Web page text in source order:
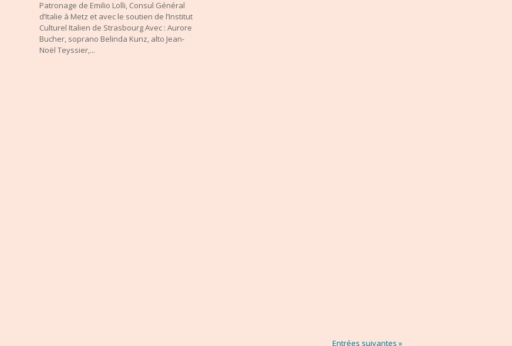
Patronage de Emilio Lolli, Consul Général
d’Italie à Metz et avec le soutien de l’Institut
Culturel Italien de Strasbourg Avec : Aurore
Bucher, soprano Belinda Kunz, alto Jean-
Noël Teyssier,...
Entrées suivantes »